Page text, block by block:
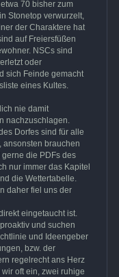
70 bisher zum
Stonetop verwurzelt,
der Charaktere hat
auf Freiersfüßen
NSCs sind
oder
sich Feinde gemacht
eines Kultes.
nie damit
nachzuschlagen.
Dorfes sind für alle
ansonsten brauchen
die PDFs des
nur immer das Kapitel
die Wettertabelle.
daher fiel uns der
eingetaucht ist.
und suchen
und Ideengeber
bzw. der
regelrecht ans Herz
oft ein, zwei ruhige